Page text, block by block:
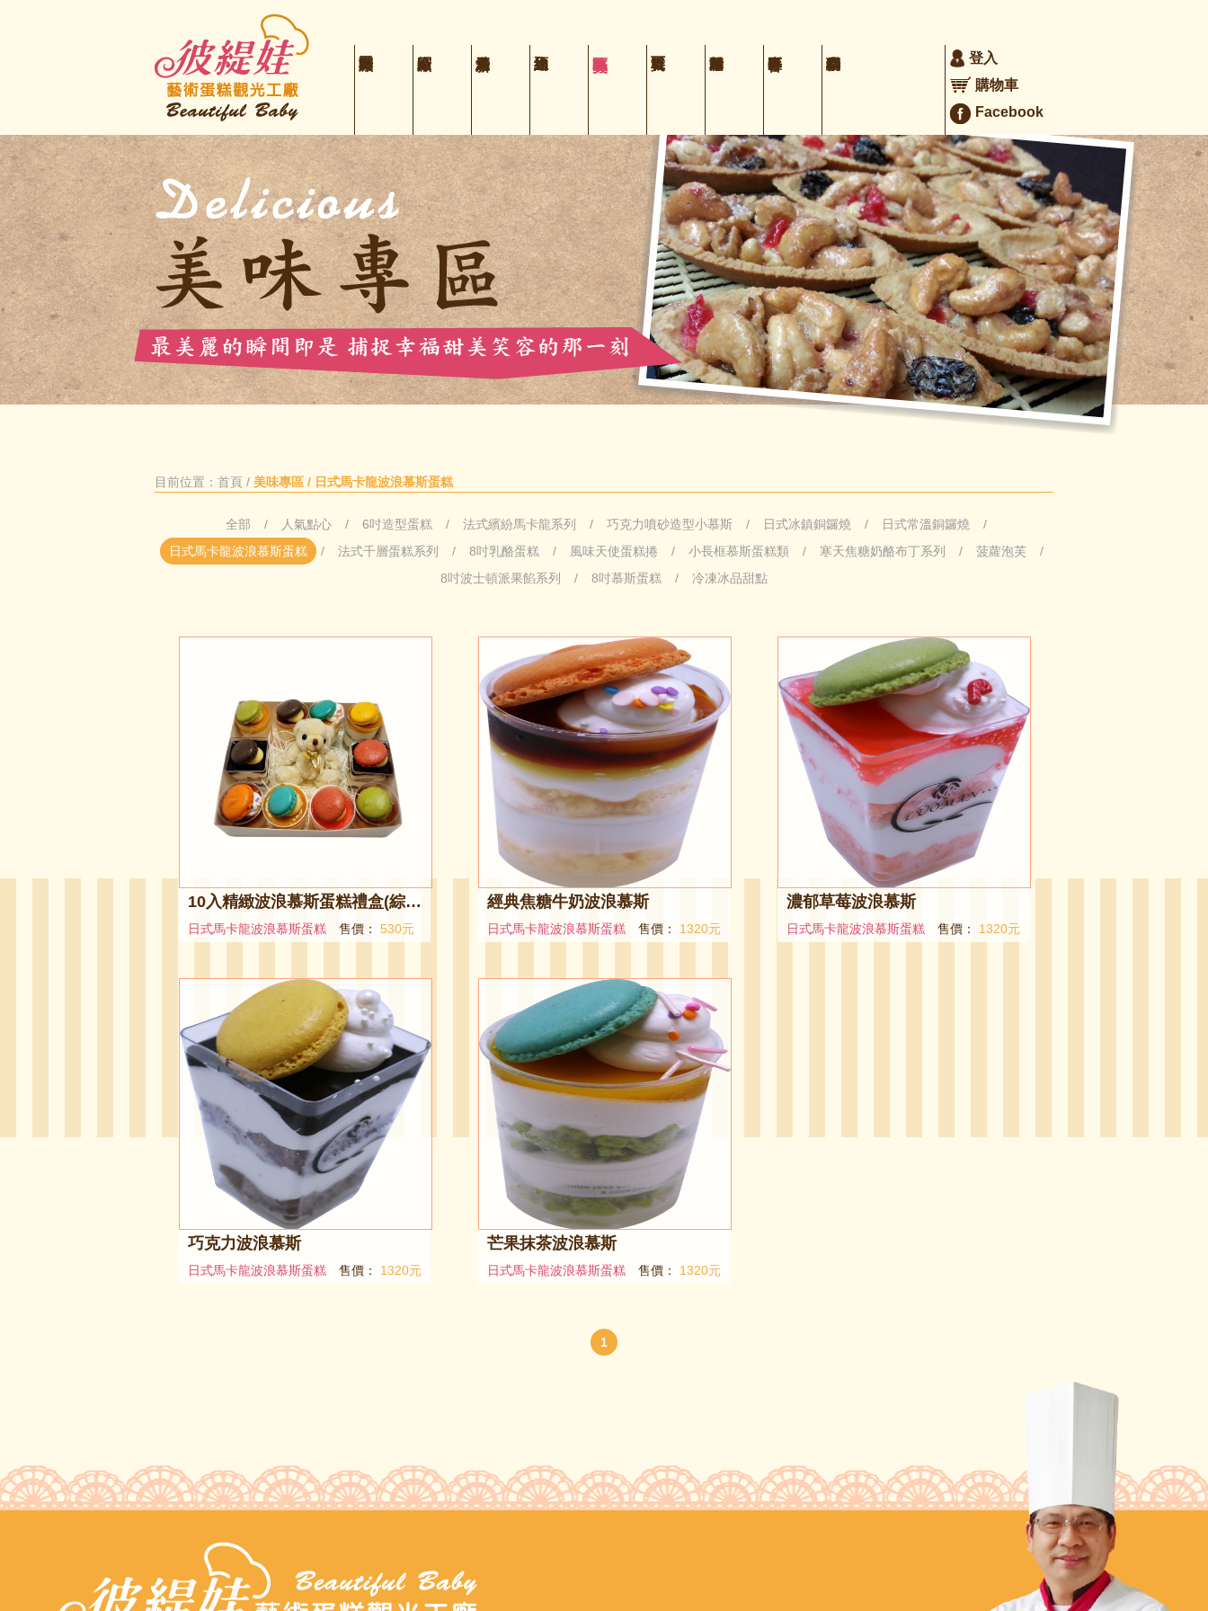
登入
購物車
Facebook
目前位置： 首頁 / 美味專區 / 日式馬卡龍波浪慕斯蛋糕
全部 人氣點心 6吋造型蛋糕 法式繽紛馬卡龍系列 巧克力噴砂造型小慕斯 日式冰鎮銅鑼燒
日式常溫銅鑼燒
日式馬卡龍波浪慕斯蛋糕
法式千層蛋糕系列 8吋乳酪蛋糕 風味天使蛋糕捲 小長框慕斯蛋糕類 寒天焦糖奶酪布丁系列
菠蘿泡芙
8吋波士頓派果餡系列
8吋慕斯蛋糕 冷凍冰品甜點
10入精緻波浪慕斯蛋糕禮盒(綜合口味)
日式馬卡龍波浪慕斯蛋糕 售價： 530元
經典焦糖牛奶波浪慕斯
日式馬卡龍波浪慕斯蛋糕 售價： 1320元
濃郁草莓波浪慕斯
日式馬卡龍波浪慕斯蛋糕 售價： 1320元
巧克力波浪慕斯
日式馬卡龍波浪慕斯蛋糕 售價： 1320元
芒果抹茶波浪慕斯
日式馬卡龍波浪慕斯蛋糕 售價： 1320元
1